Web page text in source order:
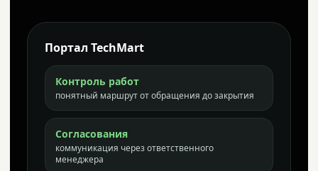
Портал TechMart
Контроль работ
понятный маршрут от обращения до закрытия
Согласования
коммуникация через ответственного
менеджера